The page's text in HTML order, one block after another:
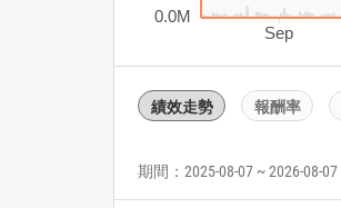
Sep
0.0M
績效走勢 報酬率
期間：2025-08-07 ~ 2026-08-07